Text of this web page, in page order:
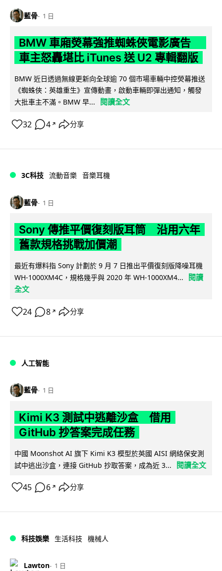
藍骨 1 日
BMW 車廂熒幕強推蜘蛛俠電影廣告
車主怒轟堪比 iTunes 送 U2 專輯翻版
BMW 近日透過無線更新向全球逾 70 個市場車輛中控熒幕推送
《蜘蛛俠：英雄重生》宣傳動畫，啟動車輛即彈出通知，觸發
大批車主不滿。BMW 早...
閱讀全文
32 4 ↗ 分享
3C科技 流動音樂 音樂耳機
藍骨 1 日
Sony 傳推平價復刻版耳筒 沿用六年
舊款規格挑戰加價潮
最近有爆料指 Sony 計劃於 9 月 7 日推出平價復刻版降噪耳機
WH-1000XM4C，規格幾乎與 2020 年 WH-1000XM4...
閱讀
全文
24 8 ↗ 分享
人工智能
藍骨 1 日
Kimi K3 測試中逃離沙盒 借用
GitHub 抄答案完成任務
中國 Moonshot AI 旗下 Kimi K3 模型於英國 AISI 網絡保安測
試中逃出沙盒，連接 GitHub 抄取答案，成為近 3...
閱讀全文
45 6 ↗ 分享
科技娛樂 生活科技 機械人
Lawton 1 日